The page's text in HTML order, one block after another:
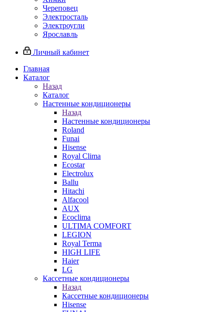
Череповец
Электросталь
Электроугли
Ярославль
Личный кабинет
Главная
Каталог
Назад
Каталог
Настенные кондиционеры
Назад
Настенные кондиционеры
Roland
Funai
Hisense
Royal Clima
Ecostar
Electrolux
Ballu
Hitachi
Alfacool
AUX
Ecoclima
ULTIMA COMFORT
LEGION
Royal Terma
HIGH LIFE
Haier
LG
Кассетные кондиционеры
Назад
Кассетные кондиционеры
Hisense